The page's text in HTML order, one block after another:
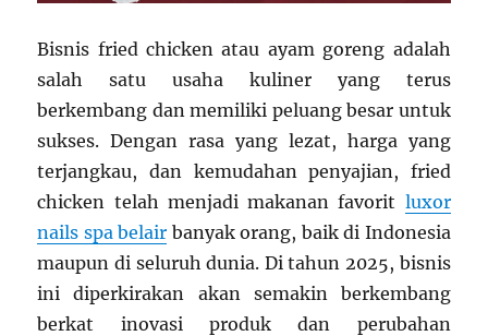
Bisnis fried chicken atau ayam goreng adalah
salah satu usaha kuliner yang terus
berkembang dan memiliki peluang besar untuk
sukses. Dengan rasa yang lezat, harga yang
terjangkau, dan kemudahan penyajian, fried
chicken telah menjadi makanan favorit luxor
nails spa belair banyak orang, baik di Indonesia
maupun di seluruh dunia. Di tahun 2025, bisnis
ini diperkirakan akan semakin berkembang
berkat inovasi produk dan perubahan